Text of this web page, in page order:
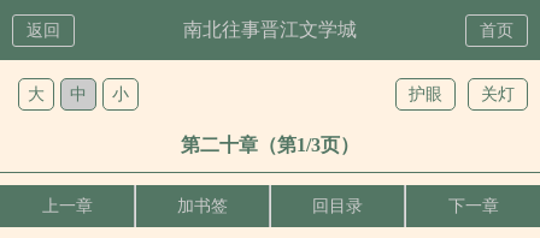
返回 南北往事晋江文学城 首页
关灯
护眼
大 中 小
第二十章（第1/3页）
上一章 加书签 回目录 下一章